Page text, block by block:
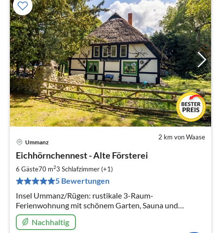
2 km von Waase
Ummanz
Eichhörnchennest - Alte Försterei
6 Gäste70 m23 Schlafzimmer (+1)
5 Bewertungen
Insel Ummanz/Rügen: rustikale 3-Raum-
Ferienwohnung mit schönem Garten, Sauna und
Parkplatz.
Nachhaltig